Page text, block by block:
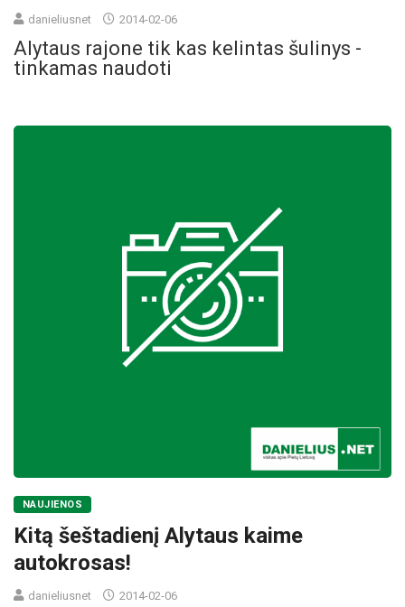
danieliusnet 2014-02-06
Alytaus rajone tik kas kelintas šulinys -
tinkamas naudoti
NAUJIENOS
Kitą šeštadienį Alytaus kaime
autokrosas!
danieliusnet 2014-02-06